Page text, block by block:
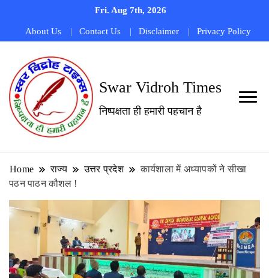
Fri. Aug 7th, 2026
About Us Contact Us Disclaimer Privacy Policy
Swar Vidroh Times
निष्पक्षता ही हमारी पहचान है
Home राज्य उत्तर प्रदेश
कार्यशाला में अध्यापकों ने सीखा
पठन पाठन कौशल !